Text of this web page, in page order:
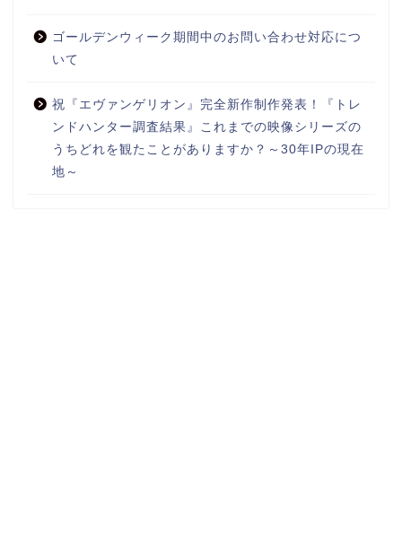
ゴールデンウィーク期間中のお問い合わせ対応につ
いて
祝『エヴァンゲリオン』完全新作制作発表！『トレ
ンドハンター調査結果』これまでの映像シリーズの
うちどれを観たことがありますか？～30年IPの現在
地～